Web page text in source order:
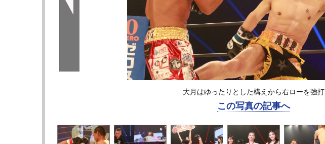
大月はゆったりとした構えから右ローを強打
この写真の記事へ